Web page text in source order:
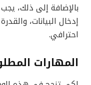
بالإضافة إلى ذلك،
إدخال البيانات،
احترافي.
المهارات